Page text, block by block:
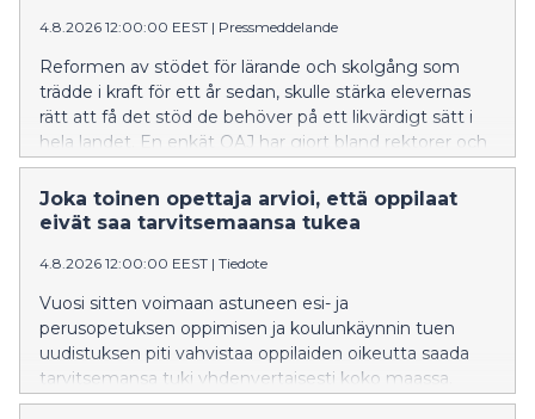
4.8.2026 12:00:00 EEST | Pressmeddelande
Reformen av stödet för lärande och skolgång som
trädde i kraft för ett år sedan, skulle stärka elevernas
rätt att få det stöd de behöver på ett likvärdigt sätt i
hela landet. En enkät OAJ har gjort bland rektorer och
lärare visar att oklarheter i lagtolkningen gör att
många elever blir utan det stöd som behövs. OAJ
kräver att utbildningsanordnarna säkerställer att stödet
och skolor i enlighet med lagstiftningen och
Undervisnings- och kulturministeriets anvisningar.
Joka toinen opettaja arvioi, että oppilaat
eivät saa tarvitsemaansa tukea
4.8.2026 12:00:00 EEST | Tiedote
Vuosi sitten voimaan astuneen esi- ja
perusopetuksen oppimisen ja koulunkäynnin tuen
uudistuksen piti vahvistaa oppilaiden oikeutta saada
tarvitsemansa tuki yhdenvertaisesti koko maassa.
OAJ:n rehtoreille ja opettajille tekemä kysely osoittaa,